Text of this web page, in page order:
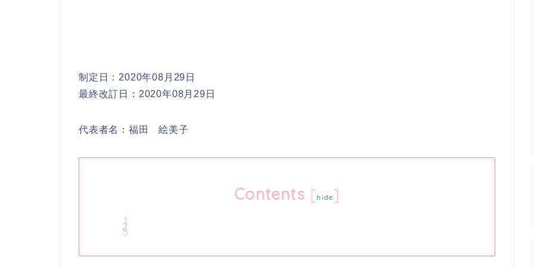
制定日：2020年08月29日
最終改訂日：2020年08月29日
代表者名：福田 絵美子
Contents [ hide]